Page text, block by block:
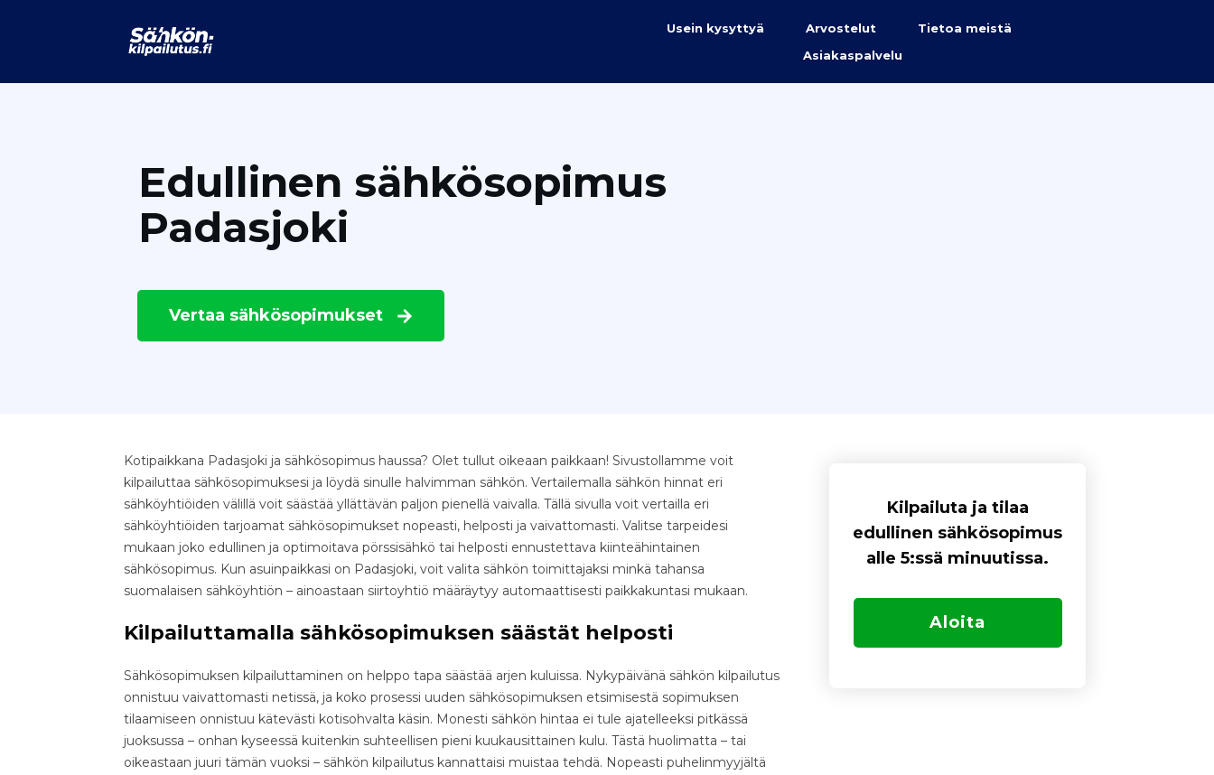
Usein kysyttyä Arvostelut
Tietoa meistä
Asiakaspalvelu
Edullinen sähkösopimus
Padasjoki
Vertaa sähkösopimukset
Kotipaikkana Padasjoki ja sähkösopimus haussa? Olet tullut oikeaan paikkaan! Sivustollamme voit
kilpailuttaa sähkösopimuksesi ja löydä sinulle halvimman sähkön. Vertailemalla sähkön hinnat eri
sähköyhtiöiden välillä voit säästää yllättävän paljon pienellä vaivalla. Tällä sivulla voit vertailla eri
sähköyhtiöiden tarjoamat sähkösopimukset nopeasti, helposti ja vaivattomasti. Valitse tarpeidesi
mukaan joko edullinen ja optimoitava pörssisähkö tai helposti ennustettava kiinteähintainen
sähkösopimus. Kun asuinpaikkasi on Padasjoki, voit valita sähkön toimittajaksi minkä tahansa
suomalaisen sähköyhtiön – ainoastaan siirtoyhtiö määräytyy automaattisesti paikkakuntasi mukaan.
Kilpailuttamalla sähkösopimuksen säästät helposti
Sähkösopimuksen kilpailuttaminen on helppo tapa säästää arjen kuluissa. Nykypäivänä sähkön kilpailutus
onnistuu vaivattomasti netissä, ja koko prosessi uuden sähkösopimuksen etsimisestä sopimuksen
tilaamiseen onnistuu kätevästi kotisohvalta käsin. Monesti sähkön hintaa ei tule ajatelleeksi pitkässä
juoksussa – onhan kyseessä kuitenkin suhteellisen pieni kuukausittainen kulu. Tästä huolimatta – tai
oikeastaan juuri tämän vuoksi – sähkön kilpailutus kannattaisi muistaa tehdä. Nopeasti puhelinmyyjältä
Kilpailuta ja tilaa
edullinen sähkösopimus
alle 5:ssä minuutissa.
Aloita